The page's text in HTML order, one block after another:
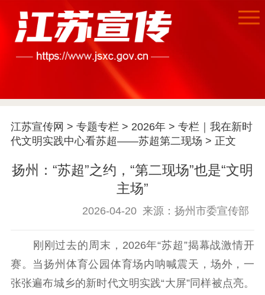
首页
公示公告
通知公告 信息公开制度
信息公开指南
江苏宣传网 > 专题专栏 > 2026年> 专栏｜我在新时
代文明实践中心看苏超——苏超第二现场 > 正文
扬州：“苏超”之约，“第二现场”也是“文明
主场”
2026-04-20 来源：扬州市委宣传部
刚刚过去的周末，2026年“苏超”揭幕战激情开
赛。当扬州体育公园体育场内呐喊震天，场外，一
张张遍布城乡的新时代文明实践“大屏”同样被点亮。